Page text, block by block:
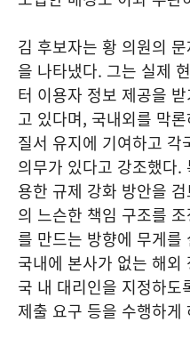
김 후보자는 황 의원의
을 나타냈다. 그는 실제
터 이용자 정보 제공을
고 있다며, 국내외를 막
질서 유지에 기여하고
의무가 있다고 강조했다
용한 규제 강화 방안을
의 느슨한 책임 구조를
를 만드는 방향에 무게
국내에 본사가 없는 해
국 내 대리인을 지정하
제출 요구 등을 수행하게